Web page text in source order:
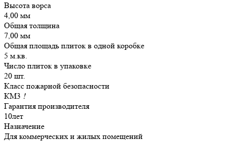
Высота ворса
4,00 мм
Общая толщина
7,00 мм
Общая площадь плиток в одной коробке
5 м.кв.
Число плиток в упаковке
20 шт.
Класс пожарной безопасности
КМ3 !
Гарантия производителя
10лет
Назначение
Для коммерческих и жилых помещений